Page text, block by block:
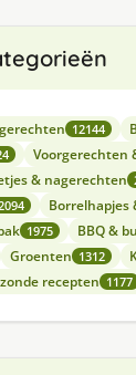
12144
Voorgerechten
& nagerechten
Borrelhapjes
1975 BBQ &
Groenten 1312
recepten 1177